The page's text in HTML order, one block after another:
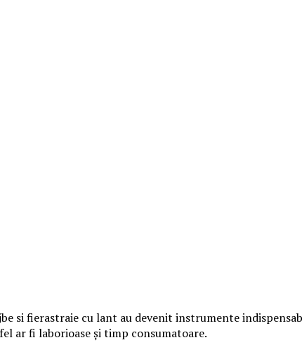
fierastraie cu lant au devenit instrumente
ar fi laborioase și timp consumatoare.